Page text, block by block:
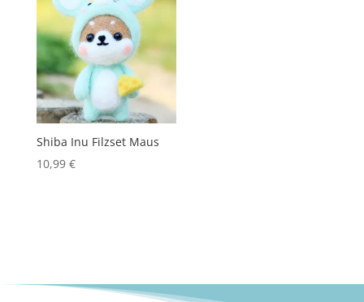
Shiba Inu Filzset Maus
10,99 €